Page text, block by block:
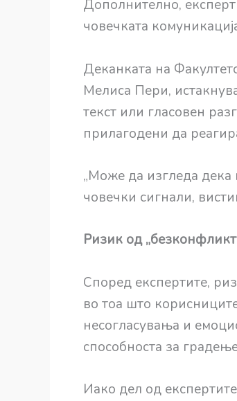
Дополнително,
човечката
Деканката на
Мелиса Пери,
текст или гласовен
прилагодени да
„Може да изгледа дека
човечки сигнали,
Ризик од
Според експертите,
во тоа што
несогласувања и
способноста за
Иако дел од